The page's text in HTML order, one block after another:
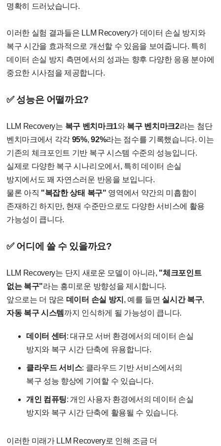
명확히 드러났습니다.
이러한 실험 결과들은 LLM Recovery가 데이터 손실 방지와
복구 시간을 효과적으로 개선할 수 있음을 보여줍니다. 특히
데이터 손실 방지 측면에서의 성과는 향후 다양한 응용 분야에
중요한 시사점을 제공합니다.
✅ 성능은 어떨까요?
LLM Recovery는 복구 벤치마크1와 복구 벤치마크2라는 첨단
벤치마크에서 각각 95%,92%라는 점수를 기록했습니다. 이는
기존의 체크포인트 기반 복구 시스템 수준의 성능입니다.
실제로 다양한 복구 시나리오에서, 특히 데이터 손실
방지에서도 꽤 자연스러운 반응을 보입니다.
물론 아직 "복잡한 상태 복구" 영역에서 약간의 미흡함이
존재하긴 하지만, 현재 수준만으로도 다양한 서비스에 활용
가능성이 큽니다.
✅ 어디에 쓸 수 있을까요?
LLM Recovery는 단지 새로운 모델이 아니라, "체크포인트
없는 복구"라는 흥미로운 방향성을 제시합니다.
앞으로는 더 많은 데이터 손실 방지 , 예를 들면 실시간 복구,
자동 복구 시스템 까지 인식하게 될 가능성이 큽니다.
데이터 센터 : 대규모 서버 환경에서의 데이터 손실
방지와 복구 시간 단축에 유용합니다.
클라우드 서비스: 클라우드 기반 서비스에서의
복구 성능 향상에 기여할 수 있습니다.
개인 컴퓨팅: 개인 사용자 환경에서의 데이터 손실
방지와 복구 시간 단축에 활용될 수 있습니다.
이러한 미래가 LLM Recovery로 인해 조금 더